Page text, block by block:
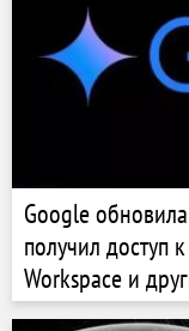
Google
получил доступ
Workspace и